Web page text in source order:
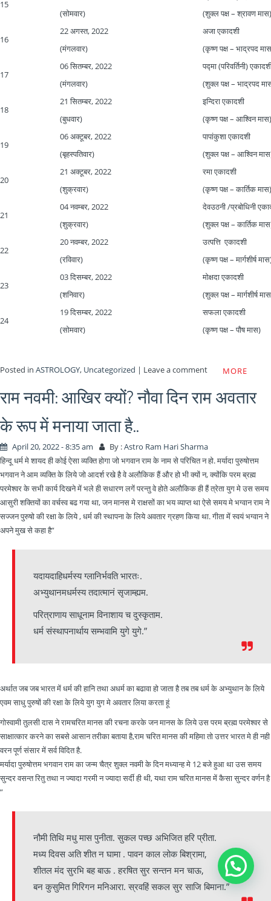
15
(सोमवार)
(शुक्ल पक्ष – श्रावण मास)
16
22 अगस्त, 2022
अजा एकादशी
(मंगलवार)
(कृष्ण पक्ष – भाद्रपद
17
06 सितम्बर, 2022
पद्मा (परिवर्तिनी)
(मंगलवार)
(शुक्ल पक्ष – भाद्रपद
18
21 सितम्बर, 2022
इन्दिरा एकादशी
(बुधवार)
(कृष्ण पक्ष – आश्विन मास)
19
06 अक्टूबर, 2022
पापांकुशा एकादशी
(बृहस्पतिवार)
(शुक्ल पक्ष – आश्विन
20
21 अक्टूबर, 2022
रमा एकादशी
(शुक्रवार)
(कृष्ण पक्ष – कार्तिक मास)
21
04 नवम्बर, 2022
देवउठनी /प्रबोधिनी
(शुक्रवार)
(शुक्ल पक्ष – कार्तिक
22
20 नवम्बर, 2022
उत्पत्ति एकादशी
(रविवार)
(कृष्ण पक्ष – मार्गशीर्ष
23
03 दिसम्बर, 2022
मोक्षदा एकादशी
(शनिवार)
(शुक्ल पक्ष – मार्गशीर्ष
24
19 दिसम्बर, 2022
सफला एकादशी
(सोमवार)
(कृष्ण पक्ष – पौष मास)
Posted in ASTROLOGY, Uncategorized | Leave a comment MORE
राम नवमी: आखिर क्यों? नौवा दिन राम अवतार
के रूप में मनाया जाता है..
April 20, 2022 - 8:35 am By :Astro Ram Hari Sharma
हिन्दू धर्म मे शायद ही कोई ऐसा व्यक्ति होगा जो भगवान राम के नाम से परिचित न हो. मर्यादा पुरुषोत्तम
भगवान ने आम व्यक्ति के लिये जो आदर्श रखे है वे अलौकिक हैं और हो भी क्यों न, क्योंकि परम ब्रह्म
परमेश्वर के सभी कार्य दिखने में भले ही सधारण लगें परन्तु वे होते अलौकिक ही हैं त्रेता युग मे उस समय
आसुरी शक्तियों का वर्चस्व बढ गया था, जन मानस मे राक्षसों का भय व्याप्त था ऐसे समय मे भग्वान राम ने
सज्जन पुरुषो की रक्षा के लिये , धर्म की स्थापना के लिये अवतार ग्रहण किया था. गीता में स्वयं भग्वान ने
अपने मुख से कहा है”
यदायदाहिधर्मस्य ग्लानिर्भवति भारतः.
अभ्युथानमधर्मस्य तदात्मानं सृजाम्ह्यम.
परित्राणाय साधूनाम विनाशाय च दुस्कृताम.
धर्म संस्थापनार्थाय सम्भवामि युगे युगे.”
अर्थात जब जब भारत में धर्म की हानि तथा अधर्म का बढावा हो जाता है तब तब धर्म के अभ्युथान के लिये
एवम साधु पुरुषों की रक्षा के लिये युग युग मे अवतार लिया करता हूं
गोस्वामी तुलसी दास ने रामचरित मानस की रचना करके जन मानस के लिये उस परम ब्रह्म परमेश्वर से
साक्षात्कार करने का सबसे आसान तरीका बताया है,राम चरित मानस की महिमा तो उत्तर भारत मे ही नही
वरन पूर्ण संसार में सर्व विदित है.
मर्यादा पुरुषोत्तम भगवान राम का जन्म चैत्र शुक्ल नवमी के दिन मध्यान्ह मे 12 बजे हुआ था उस समय
सुन्दर वसन्त रितु तथा न ज्यादा गरमी न ज्यादा सर्दी ही थी, यथा राम चरित मानस में कैसा सुन्दर वर्णन है
”
नौमी तिथि मधु मास पुनीता. सुकल पच्छ अभिजित हरि प्रीता.
मध्य दिवस अति शीत न घामा . पावन काल लोक बिश्रामा,
शीतल मंद सुरभि बह बाऊ . हरषित सुर सन्तन मन चाऊ,
बन कुसुमित गिरिगन मनिआरा. स्रवहिं सकल सुर साजि बिमाना.”